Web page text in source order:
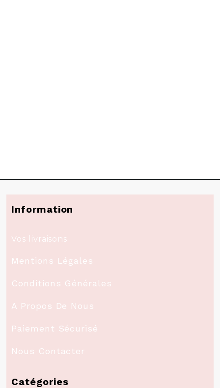
Information
Vos livraisons
Mentions Légales
Conditions Générales
A Propos De Nous
Paiement Sécurisé
Nous Contacter
Catégories